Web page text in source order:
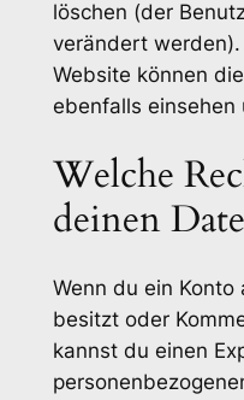
löschen (der
verändert
Website können
ebenfalls einsehen
Welche
deinen
Wenn du ein
besitzt oder
kannst du einen